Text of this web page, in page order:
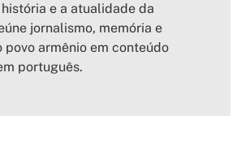
e a atualidade da
jornalismo, memória e
povo armênio em conteúdo
português.